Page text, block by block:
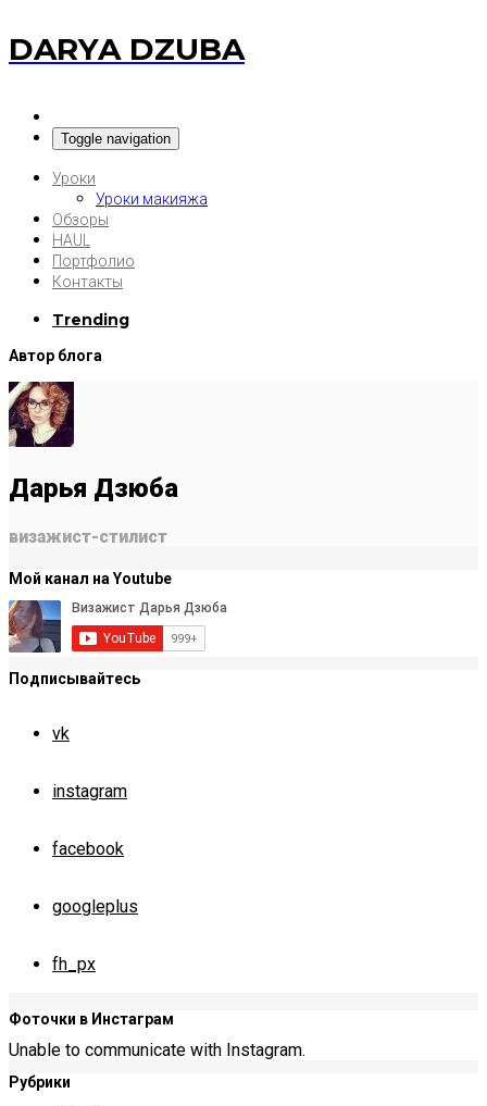
DARYA DZUBA
Toggle navigation
Уроки
Уроки макияжа
Обзоры
HAUL
Портфолио
Контакты
Trending
Автор блога
Дарья Дзюба
визажист-стилист
Мой канал на Youtube
Подписывайтесь
vk
instagram
facebook
googleplus
fh_px
Фоточки в Инстаграм
Unable to communicate with Instagram.
Рубрики